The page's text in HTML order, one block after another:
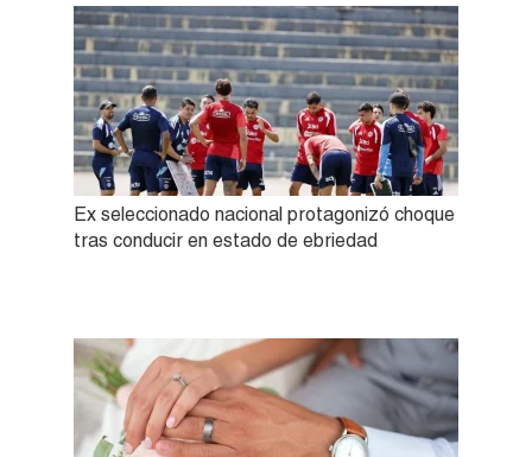
Ex seleccionado nacional protagonizó choque
tras conducir en estado de ebriedad